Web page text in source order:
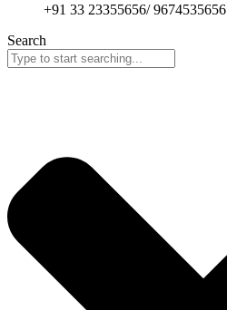
+91 33 23355656/ 9674535656
Search